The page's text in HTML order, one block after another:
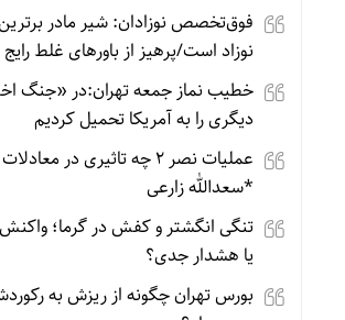
فوق‌تخصص نوزادان: شیر مادر
نوزاد است/پرهیز از باورهای غلط رایج
خطیب نماز جمعه تهران:در «جنگ
دیگری را به آمریکا تحمیل کردیم
عملیات نصر ۲ چه تاثیری در
*سعدالله زارعی
تنگی انگشتر و کفش در گرما؛
یا هشدار جدی؟
بورس تهران چگونه از ریزش به